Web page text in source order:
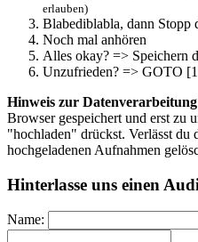
erlauben)
Blabediblabla, dann Stopp
Noch mal anhören
Alles okay? => Speichern
Unzufrieden? => GOTO
Hinweis zur Datenverarbeitung
Browser gespeichert und erst zu
"hochladen" drückst. Verlässt du
hochgeladenen Aufnahmen
Hinterlasse uns einen
Name: